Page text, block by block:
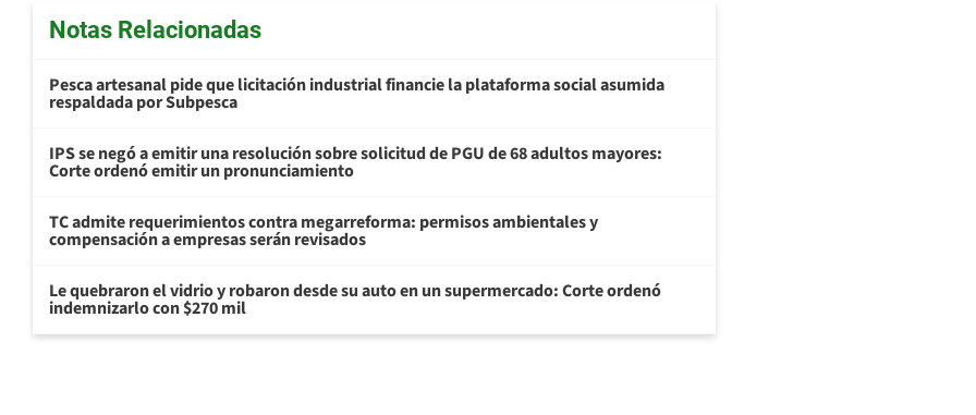
Notas Relacionadas
Pesca artesanal pide que licitación industrial financie la plataforma social asumida
respaldada por Subpesca
IPS se negó a emitir una resolución sobre solicitud de PGU de 68 adultos mayores:
Corte ordenó emitir un pronunciamiento
TC admite requerimientos contra megarreforma: permisos ambientales y
compensación a empresas serán revisados
Le quebraron el vidrio y robaron desde su auto en un supermercado: Corte ordenó
indemnizarlo con $270 mil